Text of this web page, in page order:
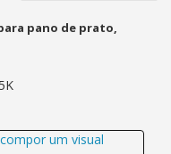
pano de prato,